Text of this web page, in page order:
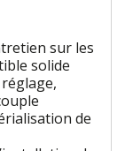
sur les
solide
de